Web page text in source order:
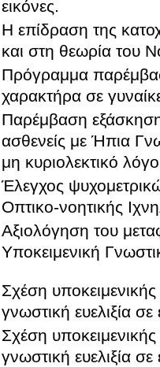
εικόνες.
Η επίδραση της
και στη θεωρία του
Πρόγραμμα
χαρακτήρα σε
Παρέμβαση
ασθενείς με Ήπια
μη κυριολεκτικό
Έλεγχος
Οπτικο-νοητικής
Αξιολόγηση του
Υποκειμενική
Σχέση υποκειμενικής γνωστικής
γνωστική ευελιξία
Σχέση υποκειμενικής γνωστικής
γνωστική ευελιξία